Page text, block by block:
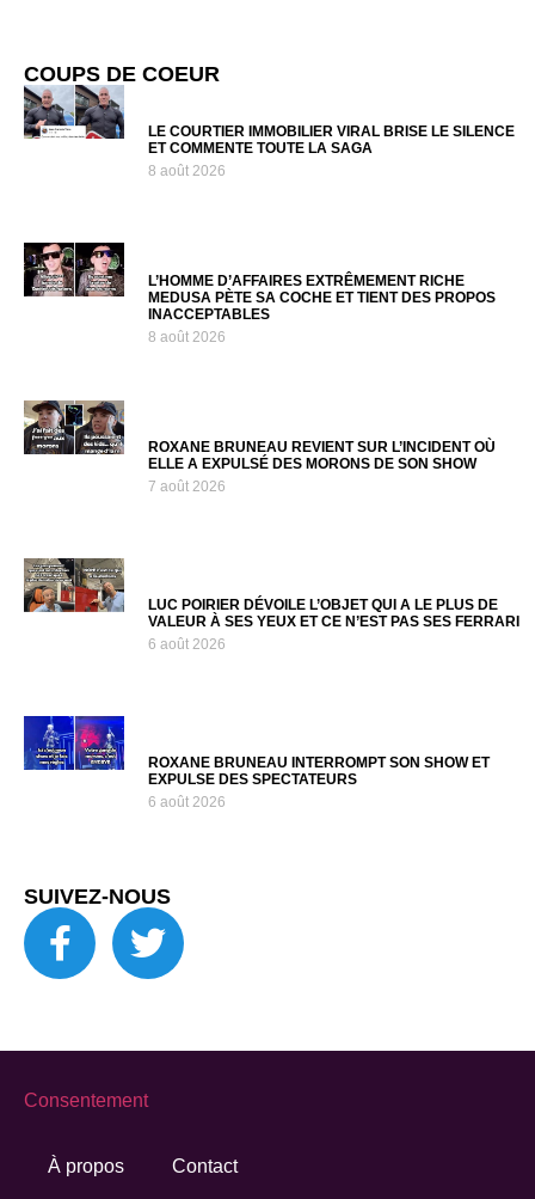
COUPS DE COEUR
LE COURTIER IMMOBILIER VIRAL BRISE LE SILENCE
ET COMMENTE TOUTE LA SAGA
8 août 2026
L’HOMME D’AFFAIRES EXTRÊMEMENT RICHE
MEDUSA PÈTE SA COCHE ET TIENT DES PROPOS
INACCEPTABLES
8 août 2026
ROXANE BRUNEAU REVIENT SUR L’INCIDENT OÙ
ELLE A EXPULSÉ DES MORONS DE SON SHOW
7 août 2026
LUC POIRIER DÉVOILE L’OBJET QUI A LE PLUS DE
VALEUR À SES YEUX ET CE N’EST PAS SES FERRARI
6 août 2026
ROXANE BRUNEAU INTERROMPT SON SHOW ET
EXPULSE DES SPECTATEURS
6 août 2026
SUIVEZ-NOUS
À propos Contact
Consentement